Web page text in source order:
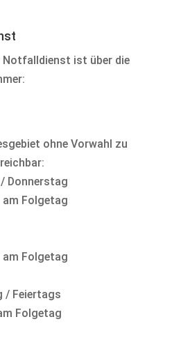
Notfalldienst ist über die
ohne Vorwahl zu
Donnerstag
am Folgetag
am Folgetag
/ Feiertags
Folgetag